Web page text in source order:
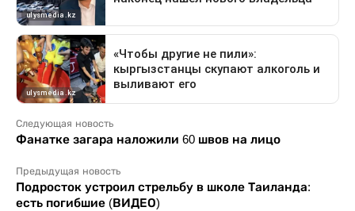
Следующая новость
Фанатке загара наложили 60 швов на лицо
Предыдущая новость
Подросток устроил стрельбу в школе Таиланда:
есть погибшие (ВИДЕО)